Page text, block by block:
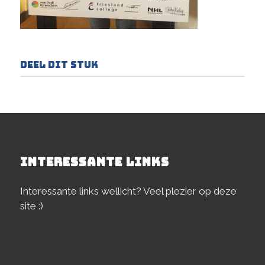
Deel dit stuk
INTERESSANTE LINKS
Interessante links wellicht? Veel plezier op deze
site :)